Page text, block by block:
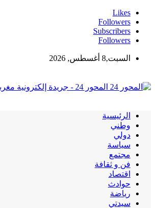
Likes
Followers
Subscribers
Followers
السبت,8 أغسطس, 2026
المحور 24 - جريدة إلكترونية مغربية مستقلة
الرئيسية
وطني
دولي
سياسة
مجتمع
فن و ثقافة
اقتصاد
حوادث
رياضة
سيدتي